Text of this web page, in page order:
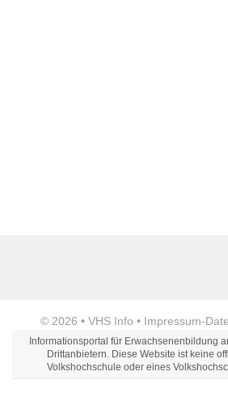
Webseite
© 2026 • VHS Info • Impressum-
Informationsportal für Erwachsenenbildung
Drittanbietern. Diese Website ist keine
Volkshochschule oder eines